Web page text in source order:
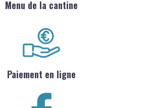
Menu de la cantine
Paiement en ligne